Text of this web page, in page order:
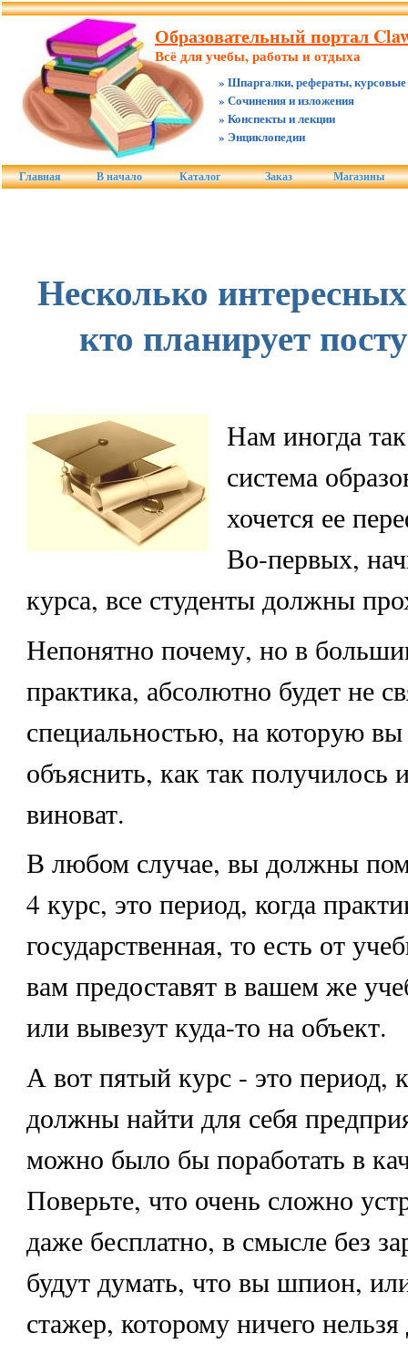
Образовательный портал
Всё для учебы, работы и отдыха
» Шпаргалки, рефераты, курсовые
» Сочинения и изложения
» Конспекты и лекции
» Энциклопедии
Главная В начало Каталог Заказ Магазины
Несколько
кто планирует
Нам иногда
система
хочется ее
Во-первых,
курса, все студенты должны
Непонятно почему, но в
практика, абсолютно будет не
специальностью, на которую
объяснить, как так получилось
виноват.
В любом случае, вы должны
4 курс, это период, когда
государственная, то есть от
вам предоставят в вашем же
или вывезут куда-то на объект.
А вот пятый курс - это период,
должны найти для себя
можно было бы поработать в
Поверьте, что очень сложно
даже бесплатно, в смысле без
будут думать, что вы шпион,
стажер, которому ничего нельзя